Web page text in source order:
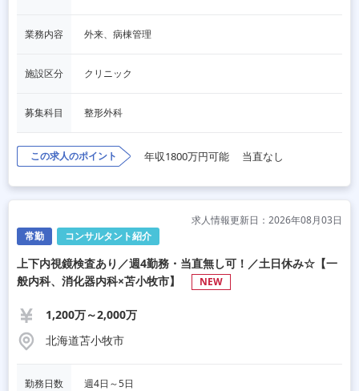
業務内容 外来、病棟管理
施設区分 クリニック
募集科目 整形外科
この求人のポイント 年収1800万円可能 当直なし
常勤 コンサルタント紹介
求人情報更新日：2026年08月03日
上下内視鏡検査あり／週4勤務・当直無し可！／土日休み☆【一
般内科、消化器内科×苫小牧市】
NEW
1,200万～2,000万
北海道苫小牧市
勤務日数 週4日～5日